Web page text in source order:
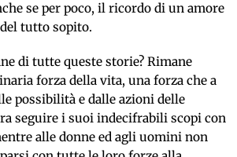
se per poco, il ricordo di un amore
tutto sopito.
di tutte queste storie? Rimane
forza della vita, una forza che a
possibilità e dalle azioni delle
seguire i suoi indecifrabili scopi con
alle donne ed agli uomini non